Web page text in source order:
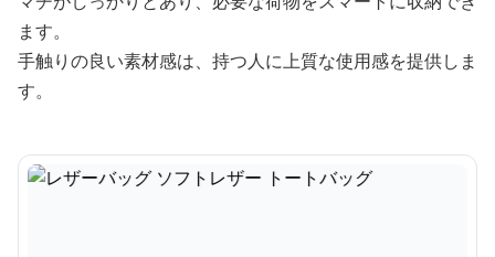
ます。
手触りの良い素材感は、持つ人に上質な使用感を提供しま
す。